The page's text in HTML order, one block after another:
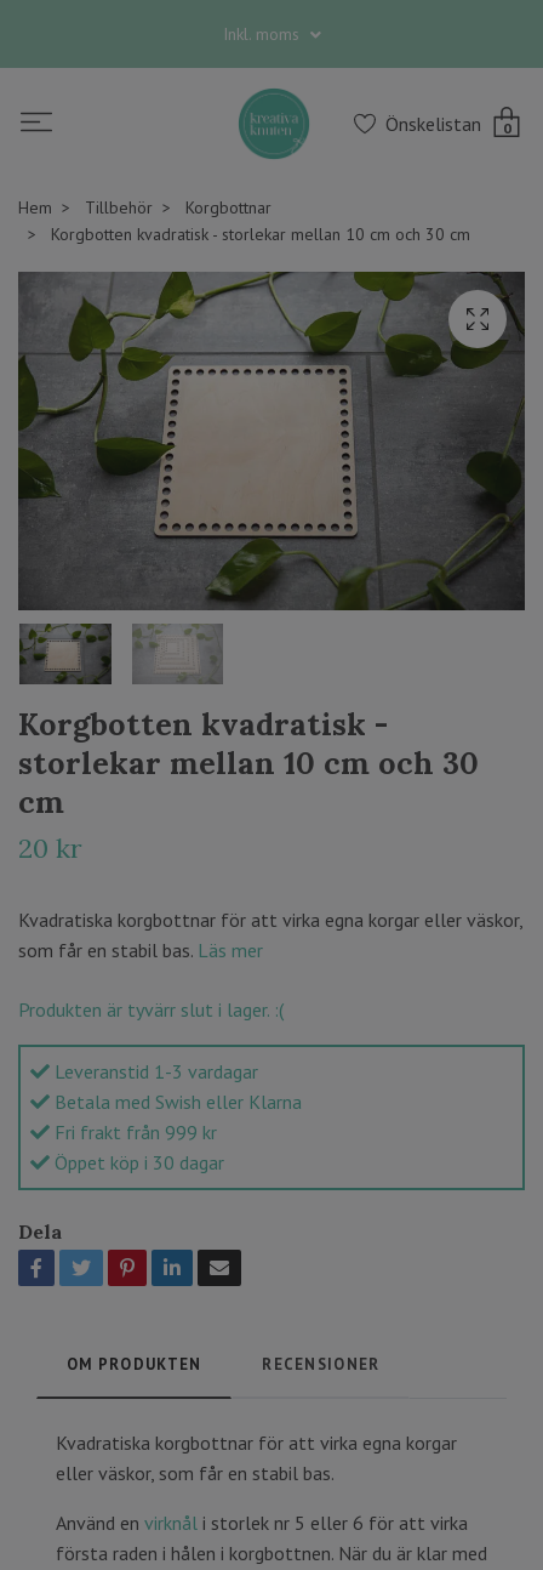
Inkl. moms
Önskelistan 0
Hem Tillbehör
Korgbottnar
Korgbotten kvadratisk - storlekar mellan 10 cm och 30 cm
Korgbotten kvadratisk -
storlekar mellan 10 cm och 30
cm
20 kr
Kvadratiska korgbottnar för att virka egna korgar eller väskor,
som får en stabil bas. Läs mer
Produkten är tyvärr slut i lager. :(
Leveranstid 1-3 vardagar
Betala med Swish eller Klarna
Fri frakt från 999 kr
Öppet köp i 30 dagar
Dela
OM PRODUKTEN RECENSIONER
Kvadratiska korgbottnar för att virka egna korgar
eller väskor, som får en stabil bas.
Använd en virknål i storlek nr 5 eller 6 för att virka
första raden i hålen i korgbottnen. När du är klar med